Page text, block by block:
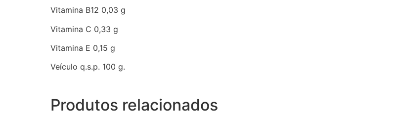
Vitamina B12 0,03 g
Vitamina C 0,33 g
Vitamina E 0,15 g
Veículo q.s.p. 100 g.
Produtos relacionados